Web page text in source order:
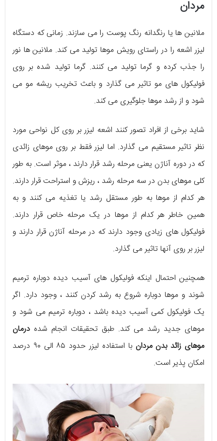
مردان
ملانین ها یا رنگدانه رنگ پوست را می سازند. زمانی که دستگاه
لیزر اشعه را در راستای رویش موها تولید می کند. ملانین ها نور
را جذب کرده و گرما تولید می کنند. گرما تولید شده بر روی
فولیکول های مو تاثیر می گذارد و باعث تخریب ریشه مو می
شود و از رشد موها جلوگیری می کند.
شاید برخی از افراد تصور کنند اشعه لیزر بر روی کل نواحی مورد
نظر تاثیر مستقیم می گذارد. اما لیزر فقط بر روی موهای زائدی
که در دوره آناژن یعنی مرحله رشد قرار دارند ، موثر است. به طور
کلی موهای بدن در سه مرحله رشد ، ریزش و استراحت قرار دارند.
هر کدام از موها به طور مستقل رشد یا تغذیه می کنند و به
همین خاطر هر کدام از موها در یک مرحله خاص قرار دارند.
فولیکول های زیادی وجود دارند که در مرحله آناژن قرار دارند و
لیزر بر روی آنها تاثیر می گذارد.
همچنین احتمال اینکه فولیکول های آسیب دیده دوباره ترمیم
شوند و موها دوباره شروع به رشد کردن کنند ، وجود دارد. اگر
یک فولیکول کمی آسیب دیده باشد ، دوباره ترمیم می شود و
موهای جدید رشد می کند. طبق تحقیقات انجام شده درمان
موهای زائد بدن مردان
با استفاده لیزر حدود ۸۵ الی ۹۰ درصد
امکان پذیر است.